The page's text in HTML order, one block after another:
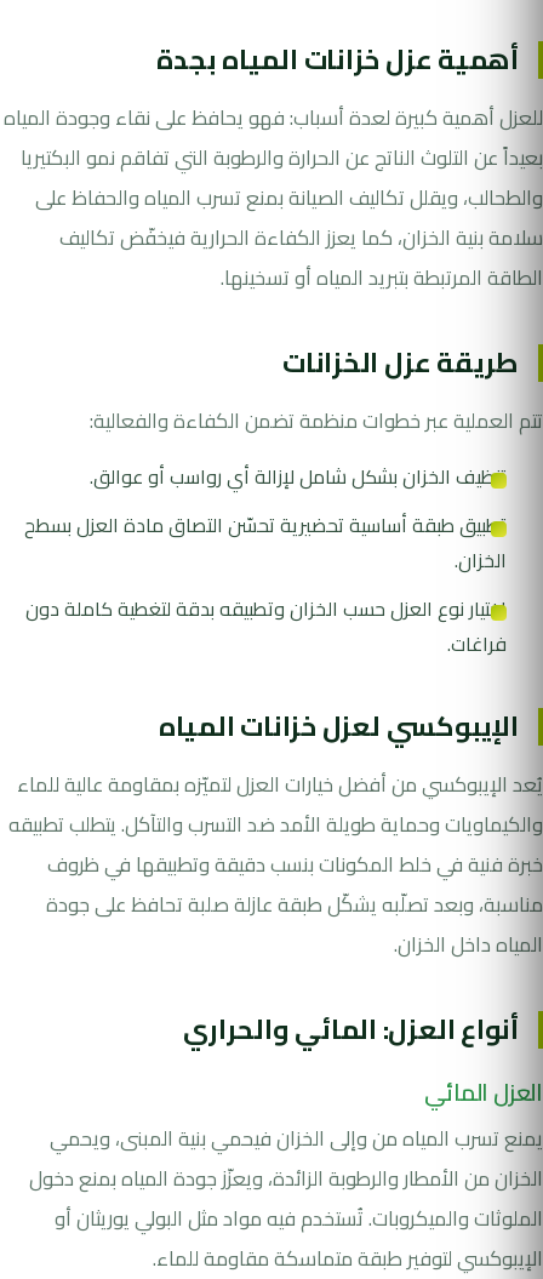
أهمية عزل خزانات المياه بجدة
للعزل أهمية كبيرة لعدة أسباب: فهو يحافظ على نقاء وجودة المياه
بعيداً عن التلوث الناتج عن الحرارة والرطوبة التي تفاقم نمو البكتيريا
والطحالب، ويقلل تكاليف الصيانة بمنع تسرب المياه والحفاظ على
سلامة بنية الخزان، كما يعزز الكفاءة الحرارية فيخفّض تكاليف
الطاقة المرتبطة بتبريد المياه أو تسخينها.
طريقة عزل الخزانات
تتم العملية عبر خطوات منظمة تضمن الكفاءة والفعالية:
تنظيف الخزان بشكل شامل لإزالة أي رواسب أو عوالق.
تطبيق طبقة أساسية تحضيرية تحسّن التصاق مادة العزل بسطح
الخزان.
اختيار نوع العزل حسب الخزان وتطبيقه بدقة لتغطية كاملة دون
فراغات.
الإيبوكسي لعزل خزانات المياه
يُعد الإيبوكسي من أفضل خيارات العزل لتميّزه بمقاومة عالية للماء
والكيماويات وحماية طويلة الأمد ضد التسرب والتآكل. يتطلب تطبيقه
خبرة فنية في خلط المكونات بنسب دقيقة وتطبيقها في ظروف
مناسبة، وبعد تصلّبه يشكّل طبقة عازلة صلبة تحافظ على جودة
المياه داخل الخزان.
أنواع العزل: المائي والحراري
العزل المائي
يمنع تسرب المياه من وإلى الخزان فيحمي بنية المبنى، ويحمي
الخزان من الأمطار والرطوبة الزائدة، ويعزّز جودة المياه بمنع دخول
الملوثات والميكروبات. تُستخدم فيه مواد مثل البولي يوريثان أو
الإيبوكسي لتوفير طبقة متماسكة مقاومة للماء.